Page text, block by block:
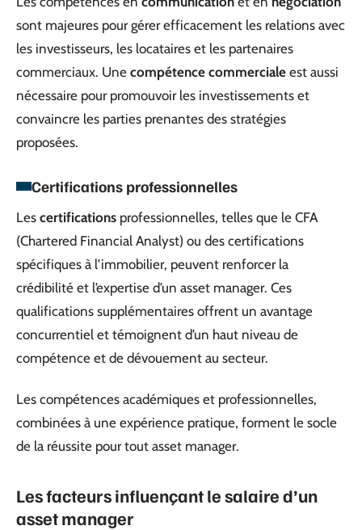
sont majeures pour gérer efficacement les relations avec
les investisseurs, les locataires et les partenaires
commerciaux. Une compétence commerciale est aussi
nécessaire pour promouvoir les investissements et
convaincre les parties prenantes des stratégies
proposées.
Certifications professionnelles
Les certifications professionnelles, telles que le CFA
(Chartered Financial Analyst) ou des certifications
spécifiques à l’immobilier, peuvent renforcer la
crédibilité et l’expertise d’un asset manager. Ces
qualifications supplémentaires offrent un avantage
concurrentiel et témoignent d’un haut niveau de
compétence et de dévouement au secteur.
Les compétences académiques et professionnelles,
combinées à une expérience pratique, forment le socle
de la réussite pour tout asset manager.
Les facteurs influençant le salaire d’un
asset manager